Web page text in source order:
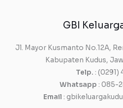
GBI
Jl. Mayor Kusmanto No.12A,
Kabupaten Kudus,
Telp. : (0291)
Whatsapp : 085-
Email :